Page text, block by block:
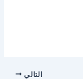
التالي